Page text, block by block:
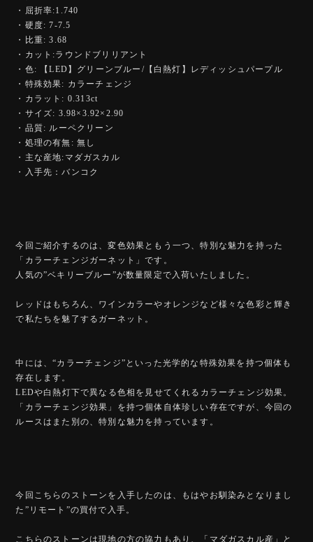
・屈折率:1.740
・硬度: 7-7.5
・比重: 3.68
・カット:ラウンドブリリアント
・色: 【LED】グリーンブルー/【白熱灯】レディッシュパープル
・特殊効果: カラーチェンジ
・カラット: 0.313ct
・サイズ: 3.98×3.92×2.90
・品質: ルーペクリーン
・処理の有無: 無し
・主な産地:マダガスカル
・入手先：バンコク
今回ご紹介するのは、変色効果ともう一つ、特別な魅力を持った
「カラーチェンジガーネット」です。
人気の”ベキリーブルー”が数量限定で入荷いたしました。
レッドはもちろん、ワインカラーやオレンジなど様々な色彩と輝き
で私たちを魅了するガーネット。
中には、“カラーチェンジ”といった光学的な特殊効果を持つ個体も
存在します。
LEDや白熱灯下で異なる色相を見せてくれるカラーチェンジ効果。
「カラーチェンジ効果」を持つ個体自体珍しい存在ですが、今回の
ルースはまた別の、特別な魅力を持っています。
今回こちらのストーンを入手したのは、もはやお馴染みとなりまし
た”リモート”の買付で入手。
こちらのストーンは現地の方の協力もあり、「マダガスカル産」と